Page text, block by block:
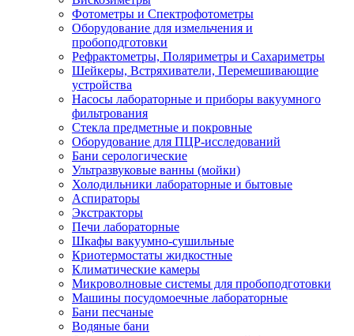
Фотометры и Спектрофотометры
Оборудование для измельчения и
пробоподготовки
Рефрактометры, Поляриметры и Сахариметры
Шейкеры, Встряхиватели, Перемешивающие
устройства
Насосы лабораторные и приборы вакуумного
фильтрования
Стекла предметные и покровные
Оборудование для ПЦР-исследований
Бани серологические
Ультразвуковые ванны (мойки)
Холодильники лабораторные и бытовые
Аспираторы
Экстракторы
Печи лабораторные
Шкафы вакуумно-сушильные
Криотермостаты жидкостные
Климатические камеры
Микроволновые системы для пробоподготовки
Машины посудомоечные лабораторные
Бани песчаные
Водяные бани